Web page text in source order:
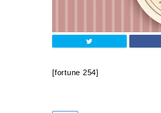
[fortune 254]